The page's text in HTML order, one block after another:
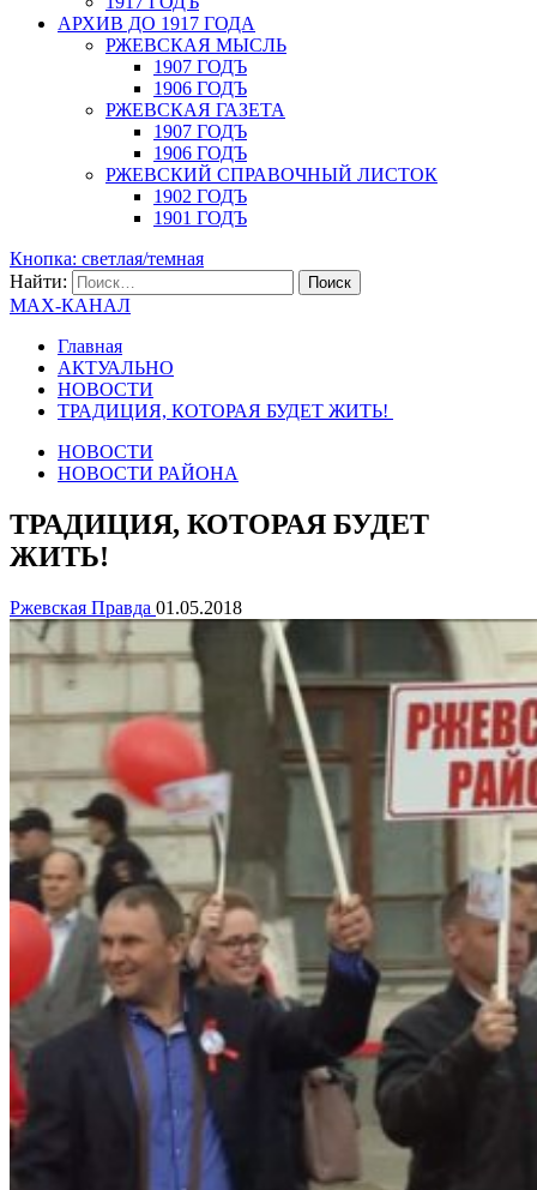
АРХИВ ДО 1917 ГОДА
РЖЕВСКАЯ МЫСЛЬ
1907 ГОДЪ
1906 ГОДЪ
РЖЕВСКАЯ ГАЗЕТА
1907 ГОДЪ
1906 ГОДЪ
РЖЕВСКИЙ СПРАВОЧНЫЙ ЛИСТОК
1902 ГОДЪ
1901 ГОДЪ
Кнопка: светлая/темная
Найти:
MAX-КАНАЛ
Главная
АКТУАЛЬНО
НОВОСТИ
ТРАДИЦИЯ, КОТОРАЯ БУДЕТ ЖИТЬ!
НОВОСТИ
НОВОСТИ РАЙОНА
ТРАДИЦИЯ, КОТОРАЯ БУДЕТ
ЖИТЬ!
Ржевская Правда 01.05.2018